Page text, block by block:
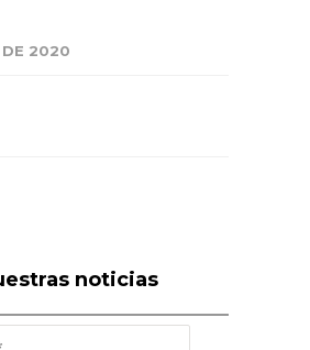
DE 2020
noticias